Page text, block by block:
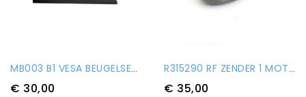
MB003 B1 VESA BEUGELSET ST700
€ 30,00
R315290 RF ZENDER 1 MOTOR
€ 35,00